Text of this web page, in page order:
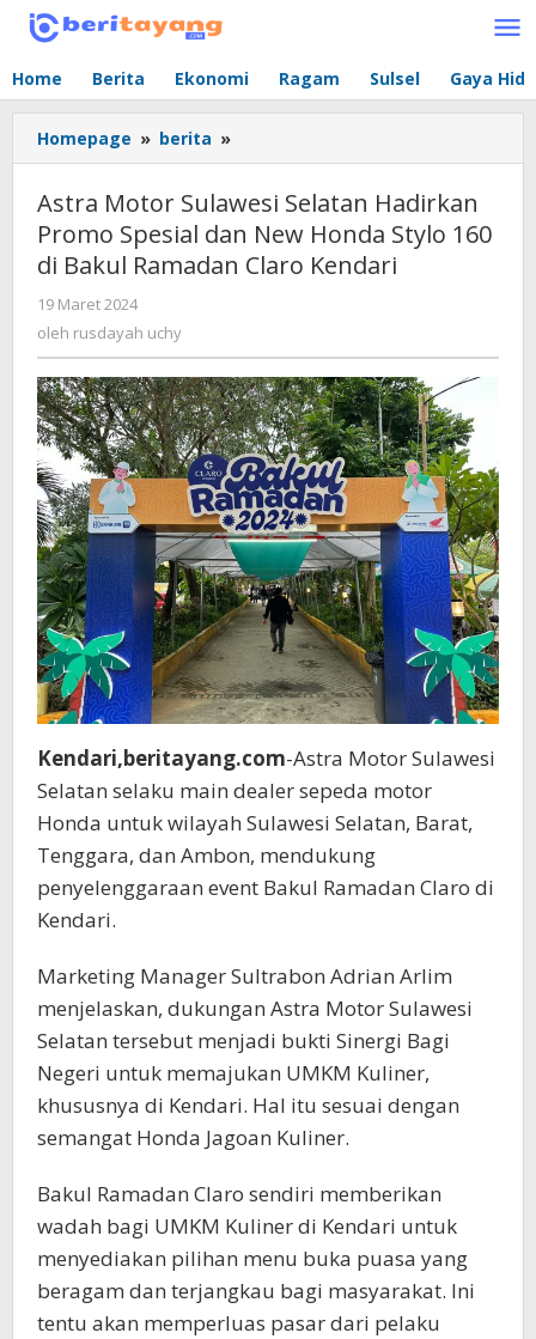
Lewati
Home Berita Ekonomi Ragam Sulsel Gaya
Homepage » berita »
Motor
Selatan
Hadirkan
Promo
Honda
Stylo
160
di
Bakul
Ramadan
Claro
Kendari
Astra Motor Sulawesi Selatan Hadirkan
Promo Spesial dan New Honda Stylo 160
di Bakul Ramadan Claro Kendari
19 Maret 2024
rusdayah
uchy
oleh rusdayah uchy
Kendari,beritayang.com-Astra Motor Sulawesi
Selatan selaku main dealer sepeda motor
Honda untuk wilayah Sulawesi Selatan, Barat,
Tenggara, dan Ambon, mendukung
penyelenggaraan event Bakul Ramadan Claro di
Kendari.
Marketing Manager Sultrabon Adrian Arlim
menjelaskan, dukungan Astra Motor Sulawesi
Selatan tersebut menjadi bukti Sinergi Bagi
Negeri untuk memajukan UMKM Kuliner,
khususnya di Kendari. Hal itu sesuai dengan
semangat Honda Jagoan Kuliner.
Bakul Ramadan Claro sendiri memberikan
wadah bagi UMKM Kuliner di Kendari untuk
menyediakan pilihan menu buka puasa yang
beragam dan terjangkau bagi masyarakat. Ini
tentu akan memperluas pasar dari pelaku